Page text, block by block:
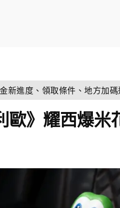
新進度、領取條件、地方加碼
歐》耀西爆